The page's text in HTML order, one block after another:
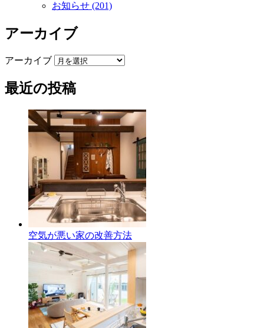
お知らせ (201)
アーカイブ
アーカイブ
最近の投稿
空気が悪い家の改善方法